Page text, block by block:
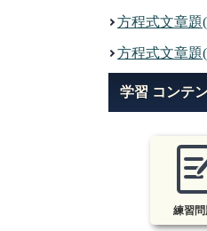
方程式文章題
方程式文章題
学習 コンテ
練習問